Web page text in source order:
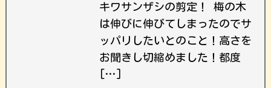
キワサンザシの剪定！ 梅の木
は伸びに伸びてしまったのでサ
ッパリしたいとのこと！高さを
お聞きし切縮めました！都度
[…]